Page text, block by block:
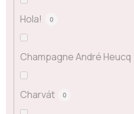
Hola! 0
Champagne André Heucq
Charvát 0